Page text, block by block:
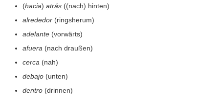
(hacia) atrás ((nach) hinten)
alrededor (ringsherum)
adelante (vorwärts)
afuera (nach draußen)
cerca (nah)
debajo (unten)
dentro (drinnen)